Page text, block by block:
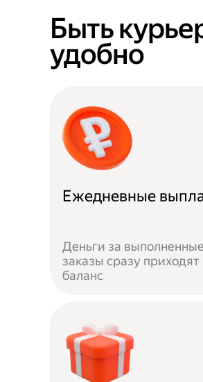
Быть
удобно
Ежедневные
Деньги за выполненные
заказы сразу приходят
баланс